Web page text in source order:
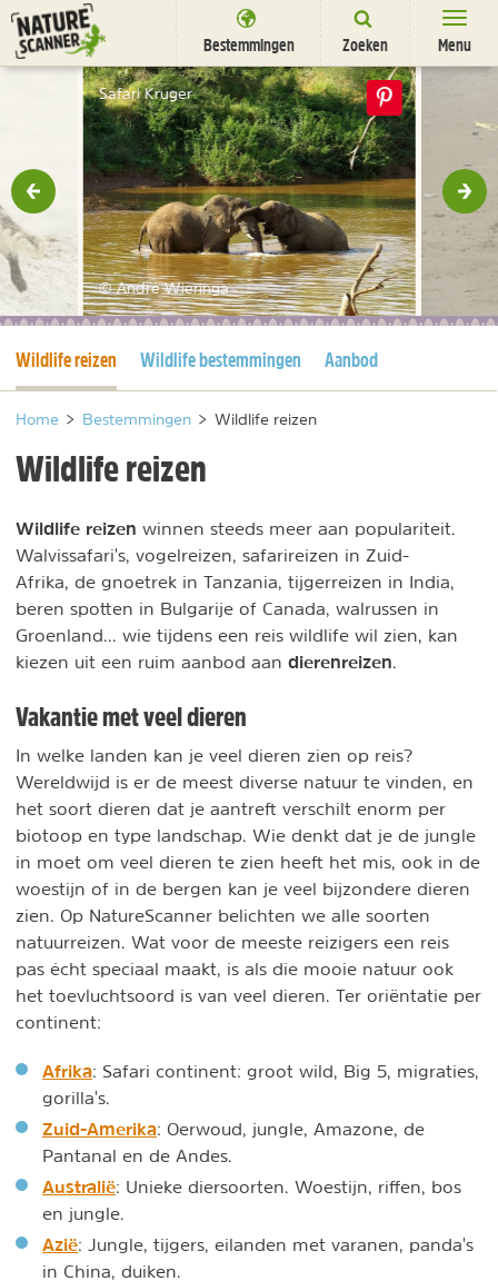
Ga
naar
content
Bestemmingen Zoeken Menu
Bestemmingen
Overnachten
Activiteiten
Natuurparken
Dieren
Nieuwsbrief Uitgelicht
Safari Kruger
© André Wieringa
Huidige pagina
Wildlife reizen Wildlife bestemmingen Aanbod
Home > Bestemmingen > Wildlife reizen
Wildlife reizen
Wildlife reizen winnen steeds meer aan populariteit.
Walvissafari's, vogelreizen, safarireizen in Zuid-
Afrika, de gnoetrek in Tanzania, tijgerreizen in India,
beren spotten in Bulgarije of Canada, walrussen in
Groenland... wie tijdens een reis wildlife wil zien, kan
kiezen uit een ruim aanbod aan dierenreizen
Vakantie met veel dieren
In welke landen kan je veel dieren zien op reis?
Wereldwijd is er de meest diverse natuur te vinden, en
het soort dieren dat je aantreft verschilt enorm per
biotoop en type landschap. Wie denkt dat je de jungle
in moet om veel dieren te zien heeft het mis, ook in de
woestijn of in de bergen kan je veel bijzondere dieren
zien. Op NatureScanner belichten we alle soorten
natuurreizen. Wat voor de meeste reizigers een reis
pas écht speciaal maakt, is als die mooie natuur ook
het toevluchtsoord is van veel dieren. Ter oriëntatie per
continent:
Afrika: Safari continent: groot wild, Big 5, migraties,
gorilla's.
Zuid-Amerika: Oerwoud, jungle, Amazone, de
Pantanal en de Andes.
Australië: Unieke diersoorten. Woestijn, riffen, bos
en jungle.
Azië: Jungle, tijgers, eilanden met varanen, panda's
in China, duiken.